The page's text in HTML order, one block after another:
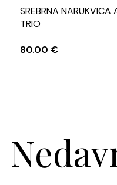
SREBRNA NARUKVICA
TRIO
80.00 €